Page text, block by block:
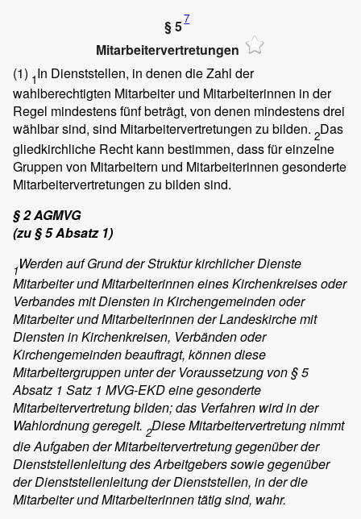
§ 57
Mitarbeitervertretungen
(1) 1In Dienststellen, in denen die Zahl der
wahlberechtigten Mitarbeiter und Mitarbeiterinnen in der
Regel mindestens fünf beträgt, von denen mindestens drei
wählbar sind, sind Mitarbeitervertretungen zu bilden. 2Das
gliedkirchliche Recht kann bestimmen, dass für einzelne
Gruppen von Mitarbeitern und Mitarbeiterinnen gesonderte
Mitarbeitervertretungen zu bilden sind.
§ 2 AGMVG
(zu § 5 Absatz 1)
1Werden auf Grund der Struktur kirchlicher Dienste
Mitarbeiter und Mitarbeiterinnen eines Kirchenkreises oder
Verbandes mit Diensten in Kirchengemeinden oder
Mitarbeiter und Mitarbeiterinnen der Landeskirche mit
Diensten in Kirchenkreisen, Verbänden oder
Kirchengemeinden beauftragt, können diese
Mitarbeitergruppenunter der Voraussetzung von § 5
Absatz 1 Satz 1 MVG-EKD eine gesonderte
Mitarbeitervertretung bilden; das Verfahren wird in der
Wahlordnung geregelt. 2Diese Mitarbeitervertretung nimmt
die Aufgaben der Mitarbeitervertretung gegenüber der
Dienststellenleitung des Arbeitgebers sowie gegenüber
der Dienststellenleitung der Dienststellen, in der die
Mitarbeiter und Mitarbeiterinnen tätig sind, wahr.